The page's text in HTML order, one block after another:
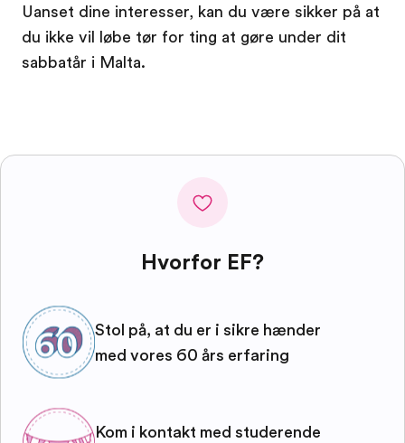
Uanset dine interesser, kan du være sikker på at
du ikke vil løbe tør for ting at gøre under dit
sabbatår i Malta.
Hvorfor EF?
Stol på, at du er i sikre hænder
med vores 60 års erfaring
Kom i kontakt med studerende